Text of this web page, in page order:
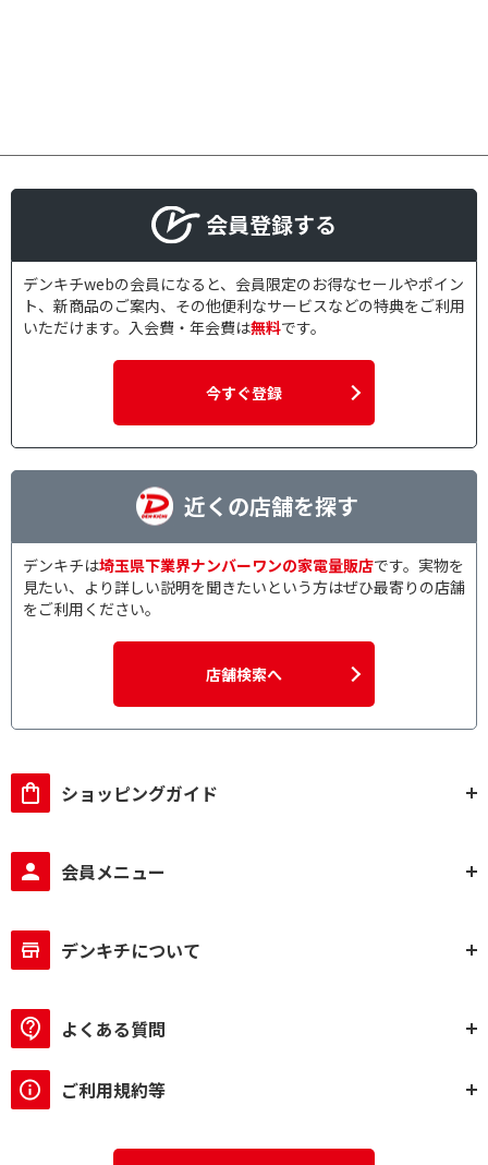
会員登録する
デンキチwebの会員になると、会員限定のお得なセールやポイン
ト、新商品のご案内、その他便利なサービスなどの特典をご利用
いただけます。入会費・年会費は無料です。
今すぐ登録
近くの店舗を探す
デンキチは埼玉県下業界ナンバーワンの家電量販店です。実物を
見たい、より詳しい説明を聞きたいという方はぜひ最寄りの店舗
をご利用ください。
店舗検索へ
ショッピングガイド
会員メニュー
デンキチについて
よくある質問
ご利用規約等